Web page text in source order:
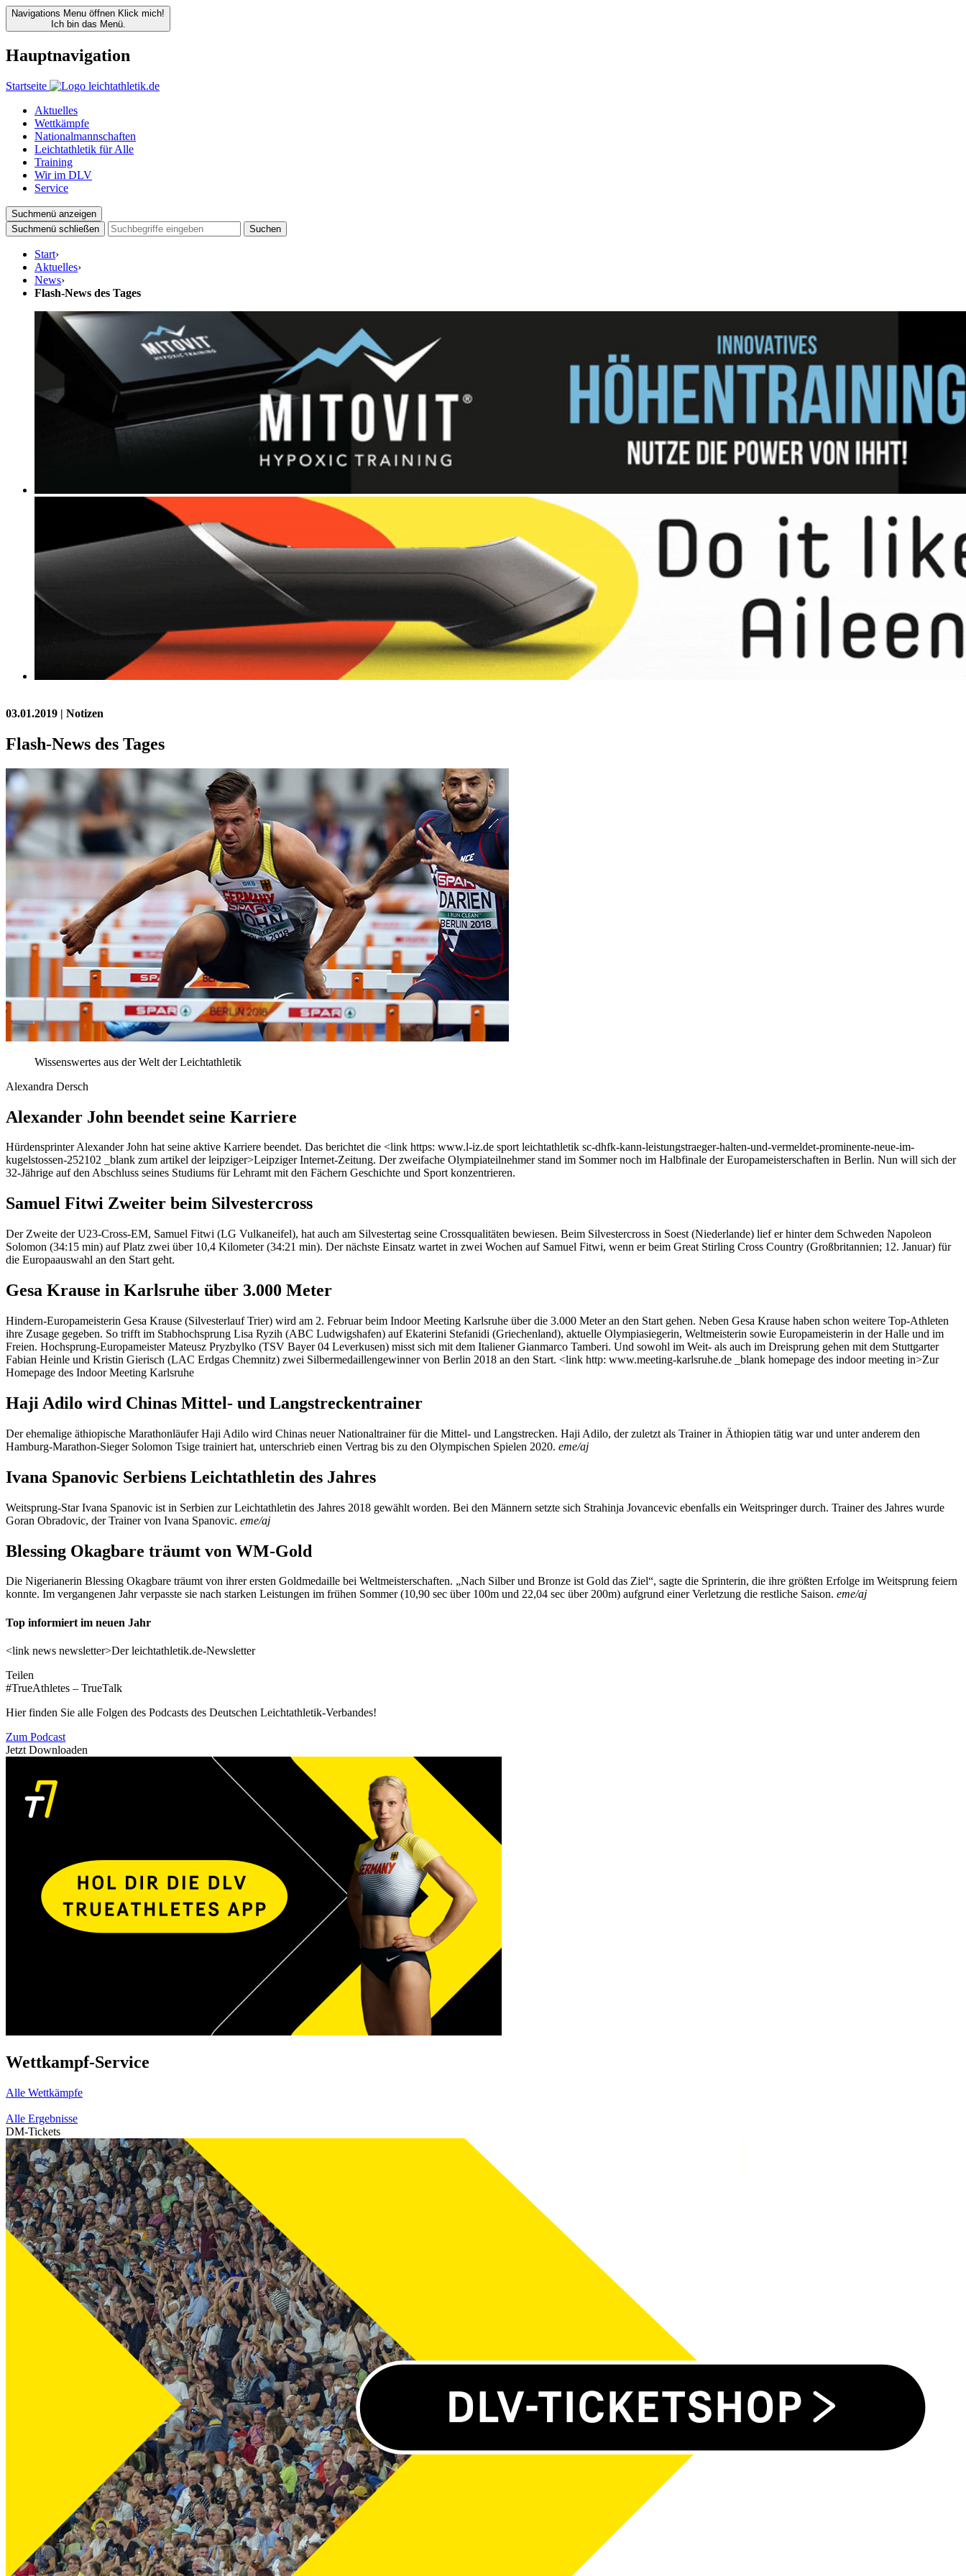
Navigations Menu öffnen Klick mich!
Ich bin das Menü.
Hauptnavigation
Startseite
Aktuelles
Wettkämpfe
Nationalmannschaften
Leichtathletik für Alle
Training
Wir im DLV
Service
Suchmenü anzeigen
Suchmenü schließen
Suchen
Start›
Aktuelles›
News›
Flash-News des Tages
03.01.2019 | Notizen
Flash-News des Tages
Wissenswertes aus der Welt der Leichtathletik
Alexandra Dersch
Alexander John beendet seine Karriere
Hürdensprinter Alexander John hat seine aktive Karriere beendet. Das berichtet die <link https: www.l-iz.de sport leichtathletik sc-dhfk-kann-leistungstraeger-halten-und-vermeldet-prominente-neue-im-
kugelstossen-252102 _blank zum artikel der leipziger>Leipziger Internet-Zeitung. Der zweifache Olympiateilnehmer stand im Sommer noch im Halbfinale der Europameisterschaften in Berlin. Nun will sich der
32-Jährige auf den Abschluss seines Studiums für Lehramt mit den Fächern Geschichte und Sport konzentrieren.
Samuel Fitwi Zweiter beim Silvestercross
Der Zweite der U23-Cross-EM, Samuel Fitwi (LG Vulkaneifel), hat auch am Silvestertag seine Crossqualitäten bewiesen. Beim Silvestercross in Soest (Niederlande) lief er hinter dem Schweden Napoleon
Solomon (34:15 min) auf Platz zwei über 10,4 Kilometer (34:21 min). Der nächste Einsatz wartet in zwei Wochen auf Samuel Fitwi, wenn er beim Great Stirling Cross Country (Großbritannien; 12. Januar) für
die Europaauswahl an den Start geht.
Gesa Krause in Karlsruhe über 3.000 Meter
Hindern-Europameisterin Gesa Krause (Silvesterlauf Trier) wird am 2. Februar beim Indoor Meeting Karlsruhe über die 3.000 Meter an den Start gehen. Neben Gesa Krause haben schon weitere Top-Athleten
ihre Zusage gegeben. So trifft im Stabhochsprung Lisa Ryzih (ABC Ludwigshafen) auf Ekaterini Stefanidi (Griechenland), aktuelle Olympiasiegerin, Weltmeisterin sowie Europameisterin in der Halle und im
Freien. Hochsprung-Europameister Mateusz Pryzbylko (TSV Bayer 04 Leverkusen) misst sich mit dem Italiener Gianmarco Tamberi. Und sowohl im Weit- als auch im Dreisprung gehen mit dem Stuttgarter
Fabian Heinle und Kristin Gierisch (LAC Erdgas Chemnitz) zwei Silbermedaillengewinner von Berlin 2018 an den Start. <link http: www.meeting-karlsruhe.de _blank homepage des indoor meeting in>Zur
Homepage des Indoor Meeting Karlsruhe
Haji Adilo wird Chinas Mittel- und Langstreckentrainer
Der ehemalige äthiopische Marathonläufer Haji Adilo wird Chinas neuer Nationaltrainer für die Mittel- und Langstrecken. Haji Adilo, der zuletzt als Trainer in Äthiopien tätig war und unter anderem den
Hamburg-Marathon-Sieger Solomon Tsige trainiert hat, unterschrieb einen Vertrag bis zu den Olympischen Spielen 2020. eme/aj
Ivana Spanovic Serbiens Leichtathletin des Jahres
Weitsprung-Star Ivana Spanovic ist in Serbien zur Leichtathletin des Jahres 2018 gewählt worden. Bei den Männern setzte sich Strahinja Jovancevic ebenfalls ein Weitspringer durch. Trainer des Jahres wurde
Goran Obradovic, der Trainer von Ivana Spanovic. eme/aj
Blessing Okagbare träumt von WM-Gold
Die Nigerianerin Blessing Okagbare träumt von ihrer ersten Goldmedaille bei Weltmeisterschaften. „Nach Silber und Bronze ist Gold das Ziel“, sagte die Sprinterin, die ihre größten Erfolge im Weitsprung feiern
konnte. Im vergangenen Jahr verpasste sie nach starken Leistungen im frühen Sommer (10,90 sec über 100m und 22,04 sec über 200m) aufgrund einer Verletzung die restliche Saison. eme/aj
Top informiert im neuen Jahr
<link news newsletter>Der leichtathletik.de-Newsletter
Teilen
#TrueAthletes – TrueTalk
Hier finden Sie alle Folgen des Podcasts des Deutschen Leichtathletik-Verbandes!
Zum Podcast
Jetzt Downloaden
Wettkampf-Service
Alle Wettkämpfe
Alle Ergebnisse
DM-Tickets